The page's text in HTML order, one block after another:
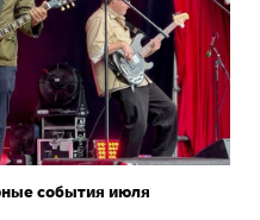
события июля